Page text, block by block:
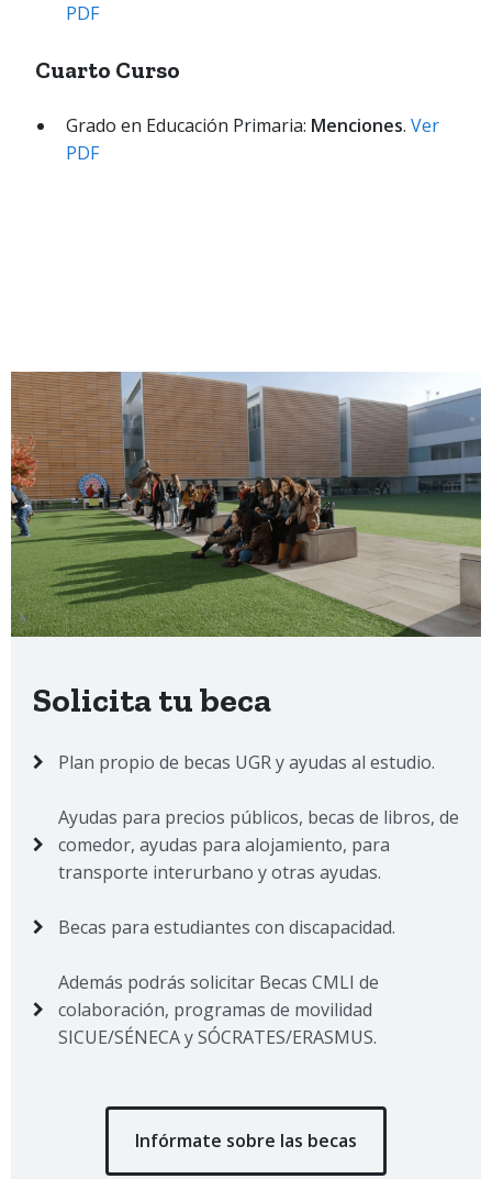
PDF
Cuarto Curso
Grado en Educación Primaria: Menciones. Ver
PDF
Solicita tu beca
Plan propio de becas UGR y ayudas al estudio.
Ayudas para precios públicos, becas de libros, de
comedor, ayudas para alojamiento, para
transporte interurbano y otras ayudas.
Becas para estudiantes con discapacidad.
Además podrás solicitar Becas CMLI de
colaboración, programas de movilidad
SICUE/SÉNECA y SÓCRATES/ERASMUS.
Infórmate sobre las becas